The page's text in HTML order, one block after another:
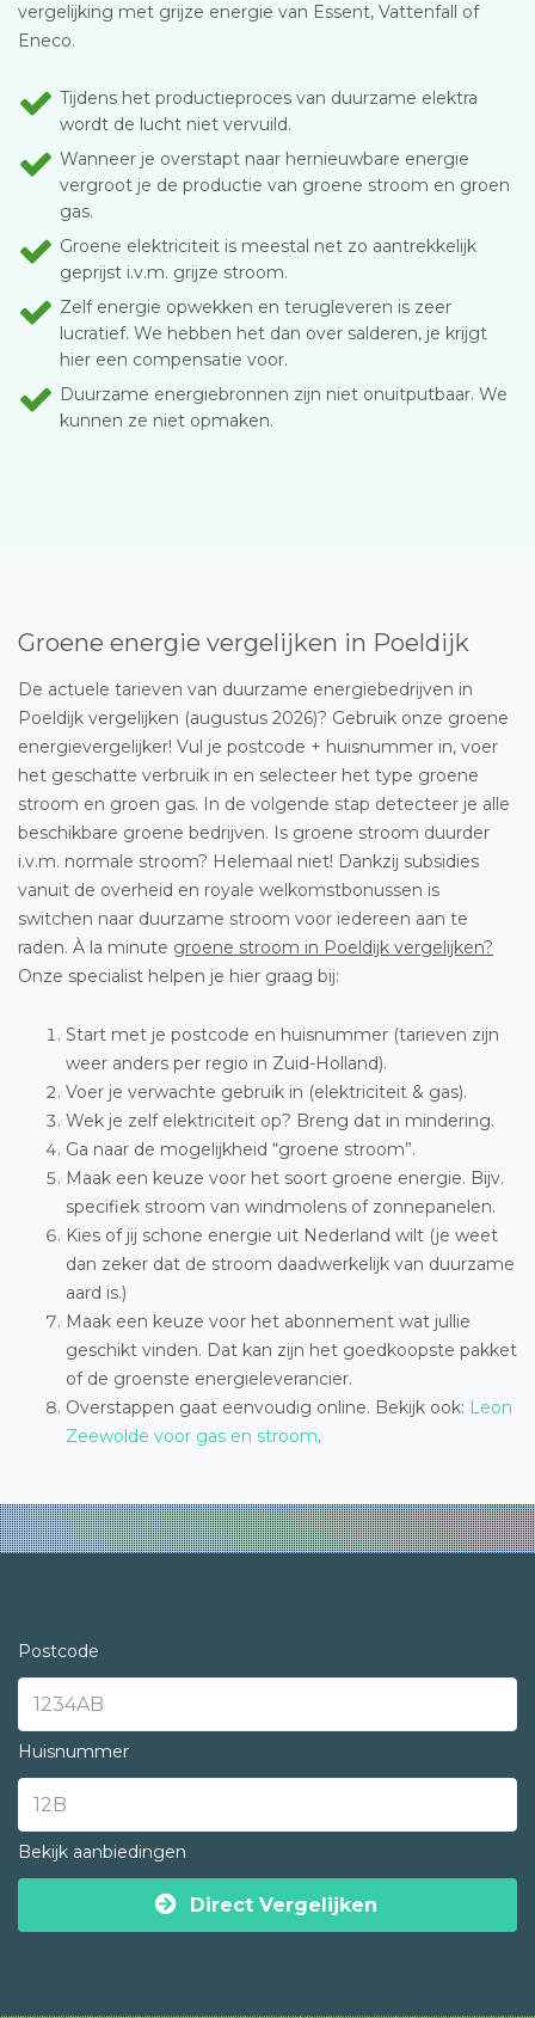
vergelijking met grijze energie van Essent, Vattenfall of
Eneco.
Tijdens het productieproces van duurzame elektra
wordt de lucht niet vervuild.
Wanneer je overstapt naar hernieuwbare energie
vergroot je de productie van groene stroom en groen
gas.
Groene elektriciteit is meestal net zo aantrekkelijk
geprijst i.v.m. grijze stroom.
Zelf energie opwekken en terugleveren is zeer
lucratief. We hebben het dan over salderen, je krijgt
hier een compensatie voor.
Duurzame energiebronnen zijn niet onuitputbaar. We
kunnen ze niet opmaken.
Groene energie vergelijken in Poeldijk
De actuele tarieven van duurzame energiebedrijven in
Poeldijk vergelijken (augustus 2026)? Gebruik onze groene
energievergelijker! Vul je postcode + huisnummer in, voer
het geschatte verbruik in en selecteer het type groene
stroom en groen gas. In de volgende stap detecteer je alle
beschikbare groene bedrijven. Is groene stroom duurder
i.v.m. normale stroom? Helemaal niet! Dankzij subsidies
vanuit de overheid en royale welkomstbonussen is
switchen naar duurzame stroom voor iedereen aan te
raden. À la minute groene stroom in Poeldijk vergelijken?
Onze specialist helpen je hier graag bij:
Start met je postcode en huisnummer (tarieven zijn
weer anders per regio in Zuid-Holland).
Voer je verwachte gebruik in (elektriciteit & gas).
Wek je zelf elektriciteit op? Breng dat in mindering.
Ga naar de mogelijkheid “groene stroom”.
Maak een keuze voor het soort groene energie. Bijv.
specifiek stroom van windmolens of zonnepanelen.
Kies of jij schone energie uit Nederland wilt (je weet
dan zeker dat de stroom daadwerkelijk van duurzame
aard is.)
Maak een keuze voor het abonnement wat jullie
geschikt vinden. Dat kan zijn het goedkoopste pakket
of de groenste energieleverancier.
Overstappen gaat eenvoudig online. Bekijk ook: Leon
Zeewolde voor gas en stroom.
Postcode
Huisnummer
Bekijk aanbiedingen
Direct Vergelijken